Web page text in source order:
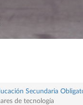
Secundaria
de tecnología